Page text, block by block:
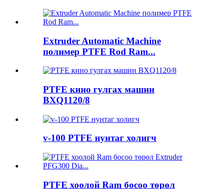
Extruder Automatic Machine
полимер PTFE Rod Ram...
PTFE кино гулгах машин
BXQ1120/8
v-100 PTFE нунтаг холигч
PTFE хоолой Ram босоо төрөл